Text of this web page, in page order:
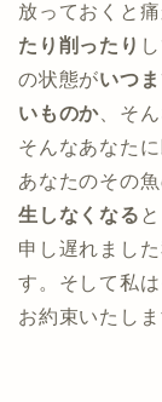
放っておくと
たり削ったり
の状態がいつ
いものか 、そ
そんなあなたに
あなたのその
生しなくなる
申し遅れまし
す。そして私
お約束いたしま